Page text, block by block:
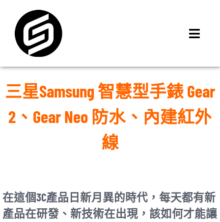
content
門市據點
iMCheck APP
iPhone 回收價
最新資訊
聯絡我們
三星Samsung 智慧型手錶 Gear
2、Gear Neo 防水、內建紅外
線
在這個3C產品日新月異的時代，每天都有新
產品在研發、新技術在出現，該如何才能讓